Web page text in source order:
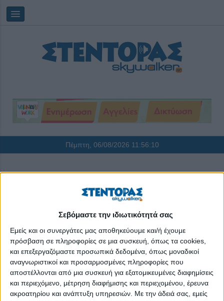
Σεβόμαστε την ιδιωτικότητά σας
Εμείς και οι συνεργάτες μας αποθηκεύουμε και/ή έχουμε
πρόσβαση σε πληροφορίες σε μια συσκευή, όπως τα cookies,
και επεξεργαζόμαστε προσωπικά δεδομένα, όπως μοναδικοί
αναγνωριστικοί και προσαρμοσμένες πληροφορίες που
αποστέλλονται από μια συσκευή για εξατομικευμένες διαφημίσεις
και περιεχόμενο, μέτρηση διαφήμισης και περιεχομένου, έρευνα
ακροατηρίου και ανάπτυξη υπηρεσιών. Με την άδειά σας, εμείς
Πέμπτη, 06/08/2026 11:56:10
Δημοσιεύθηκε : Παρασκευή, 16 Νοεμβρίου 2018 08:00